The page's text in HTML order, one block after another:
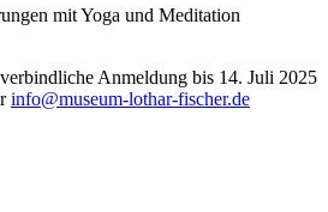
mit Yoga und Meditation
Anmeldung bis 14. Juli 2025
info@museum-lothar-fischer.de